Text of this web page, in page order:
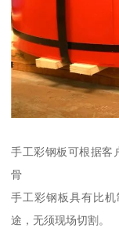
手工彩钢板可根据客
骨
手工彩钢板具有比
途，无须现场切割。